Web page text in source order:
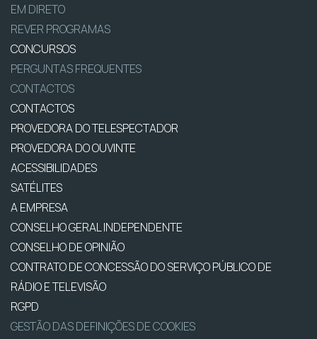
EM DIRETO
REVER PROGRAMAS
CONCURSOS
PERGUNTAS FREQUENTES
CONTACTOS
CONTACTOS
PROVEDORA DO TELESPECTADOR
PROVEDORA DO OUVINTE
ACESSIBILIDADES
SATÉLITES
A EMPRESA
CONSELHO GERAL INDEPENDENTE
CONSELHO DE OPINIÃO
CONTRATO DE CONCESSÃO DO SERVIÇO PÚBLICO DE
RÁDIO E TELEVISÃO
RGPD
GESTÃO DAS DEFINIÇÕES DE COOKIES